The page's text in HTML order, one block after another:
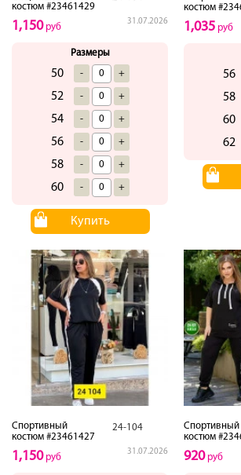
костюм #23461429
31.07.2026
1,150руб
Размеры
50 - +
52 - +
54 - +
56 - +
58 - +
60 - +
Купить
костюм
1,035 руб
56
58
60
62
Спортивный
костюм #23461427
24-104
31.07.2026
1,150руб
Спортивный
костюм
920руб